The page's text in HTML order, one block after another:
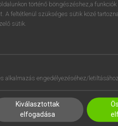
történő böngészéshez,a funkciók
A feltétlenül szükséges sütik közé
sütik.
alkalmazás engedélyezéséhez/
Kiválasztottak
elfogadása